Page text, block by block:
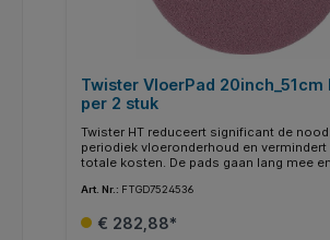
Twister VloerPad 20inch_51cm
per 2 stuk
Twister HT reduceert significant de
periodiek vloeronderhoud en vermindert
totale kosten. De pads gaan lang mee
in een schone stralende en gepolijste
voor en dagelijkse reiniging en
Art. Nr.: FTGD7524536
€ 282,88*